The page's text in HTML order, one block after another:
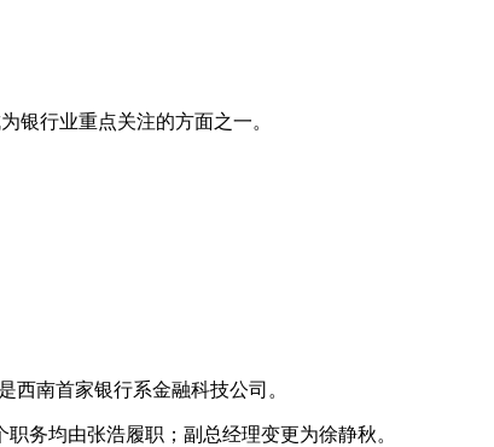
银行业重点关注的方面之一。
西南首家银行系金融科技公司。
务均由张浩履职；副总经理变更为徐静秋。